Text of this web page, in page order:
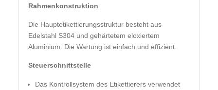
Rahmenkonstruktion
Die Hauptetikettierungsstruktur besteht aus
Edelstahl S304 und gehärtetem eloxiertem
Aluminium. Die Wartung ist einfach und effizient.
Steuerschnittstelle
Das Kontrollsystem des Etikettierers verwendet